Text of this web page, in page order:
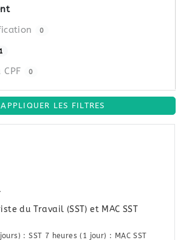
0
1
0
APPLIQUER LES FILTRES
du Travail (SST) et MAC SST
: SST 7 heures (1 jour) : MAC SST